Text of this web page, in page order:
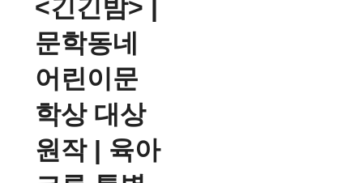
<긴긴밤> |
문학동네
어린이문
학상 대상
원작 | 육아